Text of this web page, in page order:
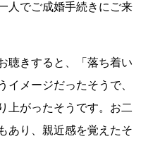
人でご成婚手続きにご来
聴きすると、
「落ち着い
イメージだったそうで、
上がったそうです。お二
あり、親近感を覚えたそ